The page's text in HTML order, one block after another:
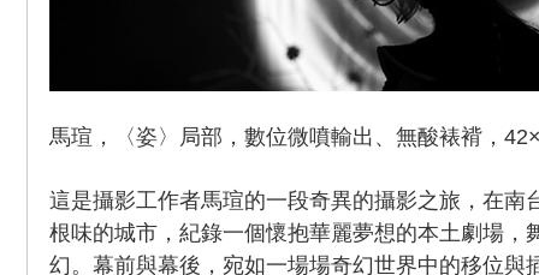
馬瑄，〈姿〉局部，數位微噴輸出、無酸裱褙，
這是攝影工作者馬瑄的一段奇異的攝影之旅，在南
根味的城市，紀錄一個懷抱華麗夢想的本土劇場，
幻。幕前與幕後，宛如一場場奇幻世界中的移位與